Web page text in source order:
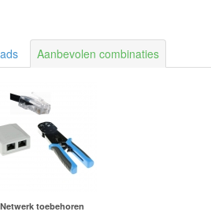
Aanbevolen combinaties
Netwerk toebehoren